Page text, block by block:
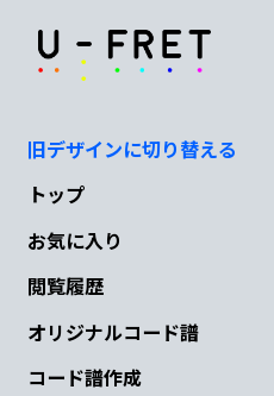
旧デザインに切り替える
トップ
お気に入り
閲覧履歴
オリジナルコード譜
コード譜作成